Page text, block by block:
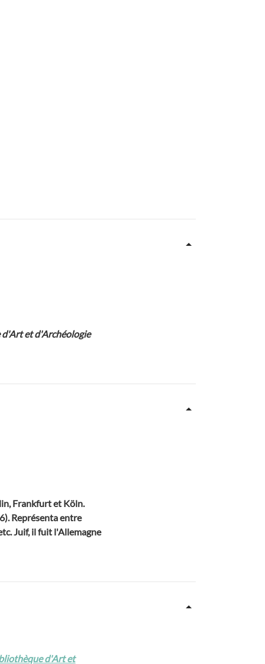
d'Art et d'Archéologie
Frankfurt et Köln.
Représenta entre
Juif, il fuit l'Allemagne
d'Art et